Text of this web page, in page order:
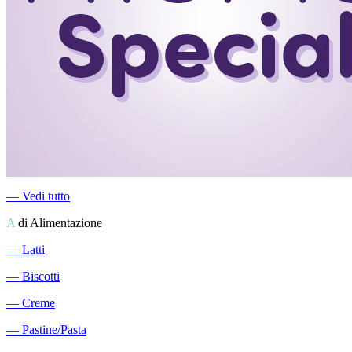
― Vedi tutto
A di Alimentazione
― Latti
― Biscotti
― Creme
― Pastine/Pasta